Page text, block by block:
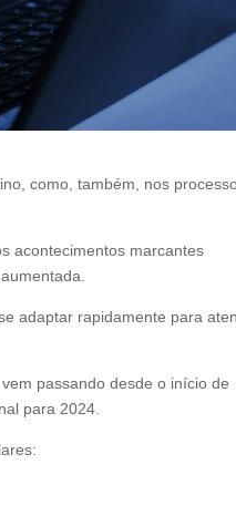
como, também, nos
acontecimentos marcantes
adaptar rapidamente para
passando desde o início de
para 2024.